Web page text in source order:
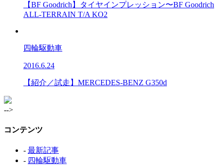
【BF Goodrich】タイヤインプレッション〜BF Goodrich
ALL-TERRAIN T/A KO2
四輪駆動車
2016.6.24
【紹介／試走】MERCEDES-BENZ G350d
-->
コンテンツ
- 最新記事
- 四輪駆動車